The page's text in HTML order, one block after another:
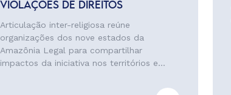
VIOLAÇÕES DE DIREITOS
Articulação inter-religiosa reúne
organizações dos nove estados da
Amazônia Legal para compartilhar
impactos da iniciativa nos territórios e...